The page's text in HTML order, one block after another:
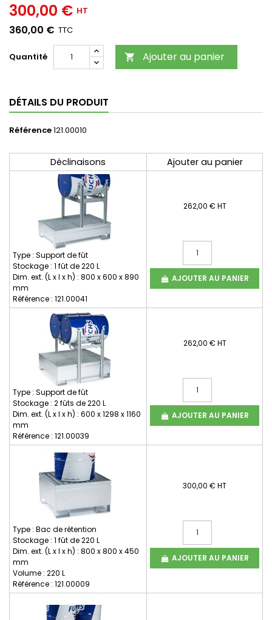
300,00 € HT
360,00 € TTC
Quantité  Ajouter au panier
DÉTAILS DU PRODUIT
Référence121.00010
Déclinaisons Ajouter au panier
Type : Support de fût
Stockage : 1 fût de 220 L
Dim. ext. (L x l x h) : 800 x 600 x 890
mm
Référence : 121.00041
262,00 € HT
AJOUTER AU PANIER
Type : Support de fût
Stockage : 2 fûts de 220 L
Dim. ext. (L x l x h) : 600 x 1298 x 1160
mm
Référence : 121.00039
262,00 € HT
AJOUTER AU PANIER
Type : Bac de rétention
Stockage : 1 fût de 220 L
Dim. ext. (L x l x h) : 800 x 800 x 450
mm
Volume : 220 L
Référence : 121.00009
300,00 € HT
AJOUTER AU PANIER